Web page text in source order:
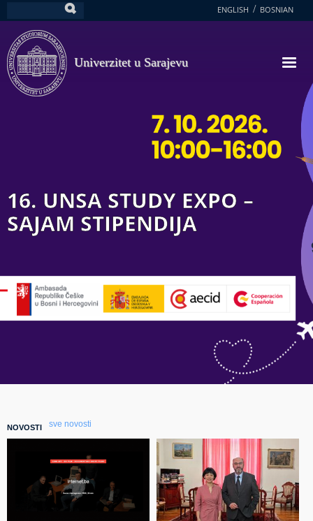
na
glavni
sadržaj
ENGLISH BOSNIAN
Univerzitet u Sarajevu
16. UNSA STUDY EXPO –
SAJAM STIPENDIJA
NOVOSTI sve novosti